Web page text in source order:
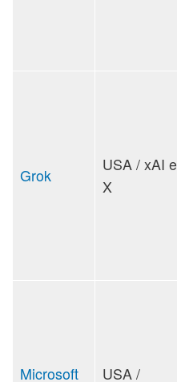
Grok
USA / xAI e
X
Microsoft
USA /